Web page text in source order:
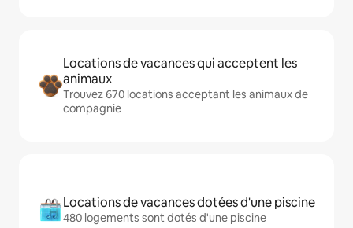
Locations de vacances qui acceptent les
animaux
Trouvez 670 locations acceptant les animaux de
compagnie
Locations de vacances dotées d'une piscine
480 logements sont dotés d'une piscine